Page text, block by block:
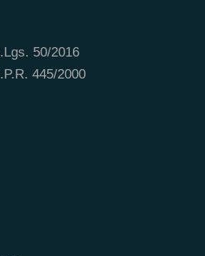
50/2016
445/2000